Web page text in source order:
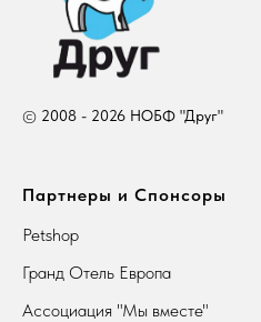
© 2008 - 2026 НОБФ "Друг"
Партнеры и Спонсоры
Petshop
Гранд Отель Европа
Ассоциация "Мы вместе"